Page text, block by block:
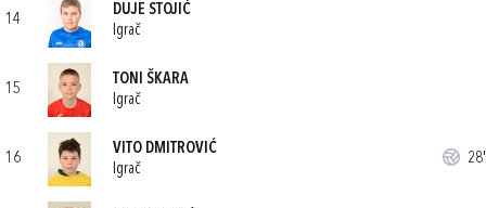
14
DUJE STOJIĆ
Igrač
15
TONI ŠKARA
Igrač
16
VITO DMITROVIĆ
Igrač
28'